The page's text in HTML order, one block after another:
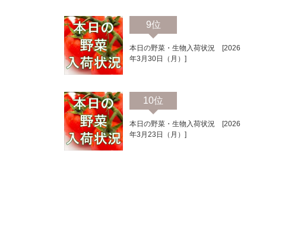
9位
本日の野菜・生物入荷状況 [2026
年3月30日（月）]
10位
本日の野菜・生物入荷状況 [2026
年3月23日（月）]